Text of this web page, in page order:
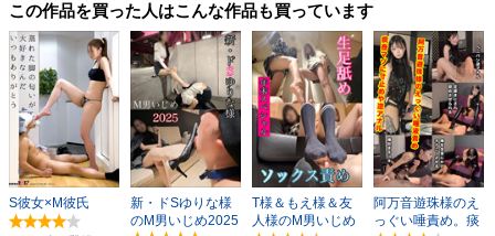
この作品を買った人はこんな作品も買っています
S彼女×M彼氏
新・ドSゆりな様
のM男いじめ2025
T様＆もえ様＆友
人様のM男いじめ
阿万音遊珠様のえ
っぐい唾責め。痰